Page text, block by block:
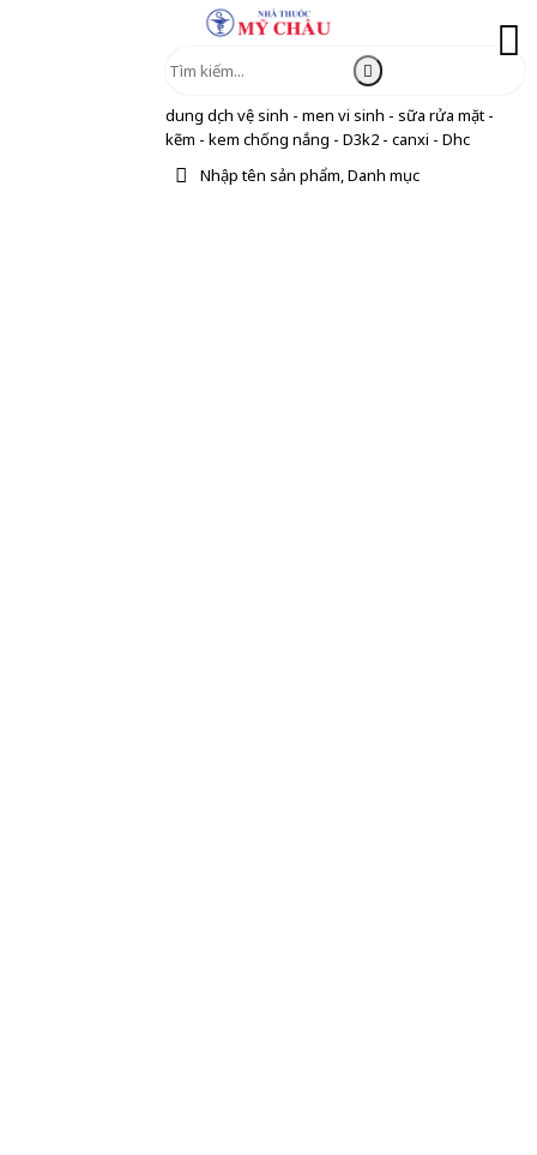
dung dịch vệ sinh - men vi sinh - sữa rửa mặt -
kẽm - kem chống nắng - D3k2 - canxi - Dhc
Nhập tên sản phẩm, Danh mục